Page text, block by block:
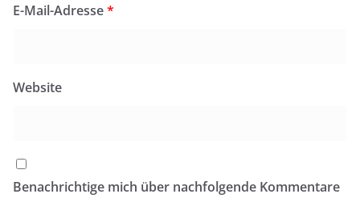
E-Mail-Adresse*
Website
Benachrichtige mich über nachfolgende Kommentare